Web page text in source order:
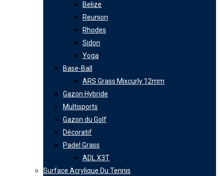
Belize
Reunion
Rhodes
Sidon
Yoga
Base-Ball
ARS Grass Mixcurly 12mm
Gazon Hybride
Multisports
Gazon du Golf
Décoratif
Padel Grass
ADL X3T
Surface Acrylique Du Tennis